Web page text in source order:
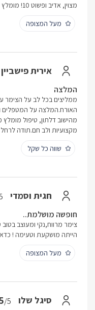
מצוין, אדיב ופשוט 10! מומלץ מאוד
מעל המצופה
אירית פישביין
המלצה
האורח.המלצה על המטפלים
מהישוב דלתון, טיפול מומלץ
מקצועיות ולב חם.תודה
שווה כל שקל
חגית וסמדי
חופשה מושלמת..
צימר מרווח,נקי ומעוצב
הייתה מושקעת וטעימה !
מעל המצופה
סיגל שלו /5